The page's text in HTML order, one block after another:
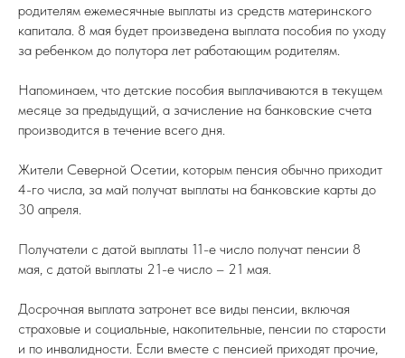
родителям ежемесячные выплаты из средств материнского
капитала. 8 мая будет произведена выплата пособия по уходу
за ребенком до полутора лет работающим родителям.
Напоминаем, что детские пособия выплачиваются в текущем
месяце за предыдущий, а зачисление на банковские счета
производится в течение всего дня.
Жители Северной Осетии, которым пенсия обычно приходит
4-го числа, за май получат выплаты на банковские карты до
30 апреля.
Получатели с датой выплаты 11-е число получат пенсии 8
мая, с датой выплаты 21-е число – 21 мая.
Досрочная выплата затронет все виды пенсии, включая
страховые и социальные, накопительные, пенсии по старости
и по инвалидности. Если вместе с пенсией приходят прочие,